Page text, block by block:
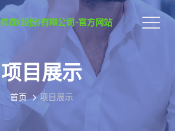
项目展示
首页 项目展示